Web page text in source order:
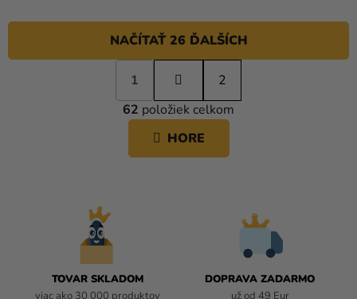
O
V
L
Á
NAČÍTAŤ 26 ĎALŠÍCH
S
t
r
á
k
o
1
2
62 položiek celkom
HORE
TOVAR SKLADOM
viac ako 30 000 produktov
DOPRAVA ZADARMO
už od 49 Eur